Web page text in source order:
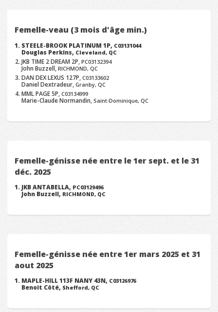
Femelle-veau (3 mois d'âge min.)
STEELE-BROOK PLATINUM 1P, C03131044
Douglas Perkins, Cleveland, QC
JKB TIME 2 DREAM 2P,PC03132394
John Buzzell,RICHMOND, QC
DAN DEX LEXUS 127P,C03133602
Daniel Dextradeur,Granby, QC
MML PAGE 5P,C03134999
Marie-Claude Normandin,Saint-Dominique, QC
Femelle-génisse née entre le 1er sept. et le 31
déc. 2025
JKB ANTABELLA, PC03129496
John Buzzell, RICHMOND, QC
Femelle-génisse née entre 1er mars 2025 et 31
aout 2025
MAPLE-HILL 113F NANY 43N, C03126976
Benoit Côté, Shefford, QC